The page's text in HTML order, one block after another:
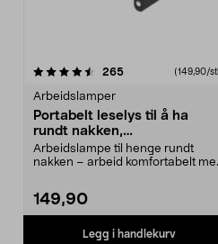
265anmeldelser(149,90/
Arbeidslamper
Portabelt leselys til å ha
rundt nakken,
håndarbeidslampe
Arbeidslampe til henge rundt
nakken – arbeid komfortabelt
149,90
Legg i handlekurv
5.0 av 5 stjerner